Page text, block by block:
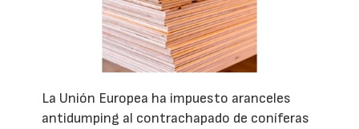
La Unión Europea ha impuesto aranceles
antidumping al contrachapado de coníferas